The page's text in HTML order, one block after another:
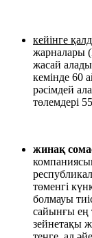
кейінге
жарналары
жасай
кемінде 60
рәсімдей
төлемдері
жинақ
төменгі
болмауы
сайынғы ең
зейнетақы